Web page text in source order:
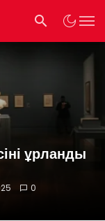
ұрланды
0